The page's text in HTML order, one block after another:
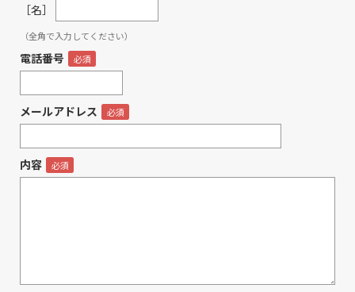
［名］
（全角で入力してください）
電話番号
メールアドレス
内容